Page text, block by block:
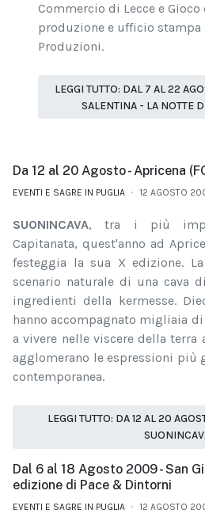
Commercio di Lecce e Gioco
produzione e ufficio
Produzioni.
LEGGI TUTTO: DAL 7 AL 22
SALENTINA - LA NOTTE
Da 12 al 20 Agosto - Apricena
EVENTI E SAGRE IN PUGLIA 12 AGOSTO
SUONINCAVA, tra i più
Capitanata, quest'anno ad
festeggia la sua X edizione.
scenario naturale di una cava
ingredienti della kermesse.
hanno accompagnato migliaia
a vivere nelle viscere della terra
agglomerano le espressioni più
contemporanea.
LEGGI TUTTO: DA 12 AL 20
Dal 6 al 18 Agosto 2009 - San
edizione di Pace & Dintorni
EVENTI E SAGRE IN PUGLIA 12 AGOSTO